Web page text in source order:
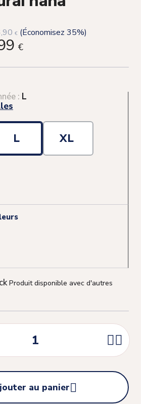
€ (Économisez 35%)
€
: L
L XL
Produit disponible avec d'autres


au panier